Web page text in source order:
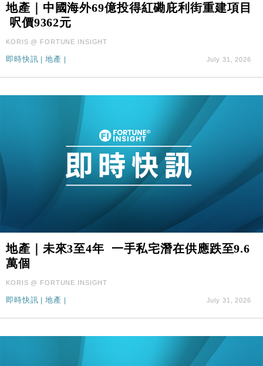
地產｜中國海外69億投得紅磡庇利街重建項目
呎價9362元
KORIS @ FORTUNE INSIGHT
即時快訊 |地產 | July 31, 2026
地產｜未來3至4年 一手私宅潛在供應跌至9.6
萬個
KORIS @ FORTUNE INSIGHT
即時快訊 |地產 July 31, 2026